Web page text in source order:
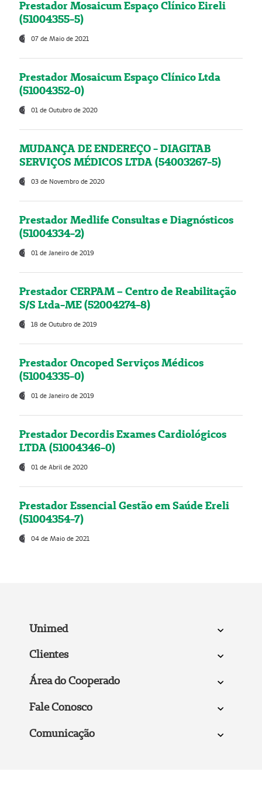
Prestador Mosaicum Espaço Clínico Eireli
(51004355-5)
07 de Maio de 2021
Prestador Mosaicum Espaço Clínico Ltda
(51004352-0)
01 de Outubro de 2020
MUDANÇA DE ENDEREÇO - DIAGITAB
SERVIÇOS MÉDICOS LTDA (54003267-5)
03 de Novembro de 2020
Prestador Medlife Consultas e Diagnósticos
(51004334-2)
01 de Janeiro de 2019
Prestador CERPAM – Centro de Reabilitação
S/S Ltda-ME (52004274-8)
18 de Outubro de 2019
Prestador Oncoped Serviços Médicos
(51004335-0)
01 de Janeiro de 2019
Prestador Decordis Exames Cardiológicos
LTDA (51004346-0)
01 de Abril de 2020
Prestador Essencial Gestão em Saúde Ereli
(51004354-7)
04 de Maio de 2021
Unimed
Clientes
Área do Cooperado
Fale Conosco
Comunicação